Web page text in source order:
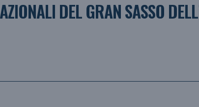
DEL GRAN SASSO